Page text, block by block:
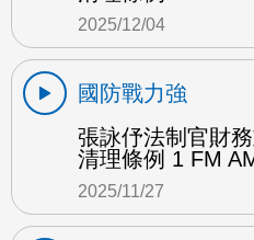
2025/12/04
國防戰力強
張詠伃法制官財
清理條例 1 FM
2025/11/27